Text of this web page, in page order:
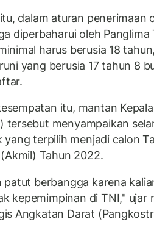
dalam aturan penerimaan
diperbaharui oleh
harus berusia 18
yang berusia 17 tahun 8
itu, mantan
tersebut menyampaikan
yang terpilih menjadi calon
Tahun 2022.
patut berbangga karena
kepemimpinan di TNI," ujar
Angkatan Darat